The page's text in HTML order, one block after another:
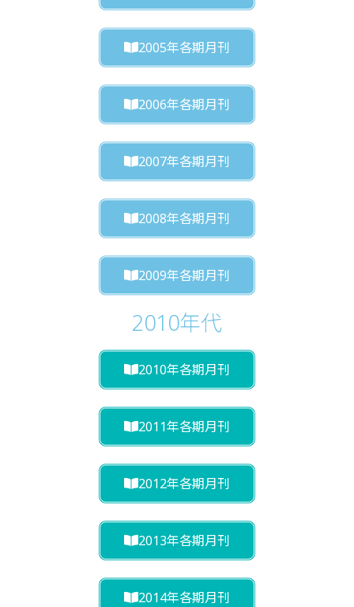
2005年各期月刊
2006年各期月刊
2007年各期月刊
2008年各期月刊
2009年各期月刊
2010年代
2010年各期月刊
2011年各期月刊
2012年各期月刊
2013年各期月刊
2014年各期月刊